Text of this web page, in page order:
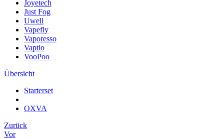
Joyetech
Just Fog
Uwell
Vapefly
Vaporesso
Vaptio
VooPoo
Übersicht
Starterset
OXVA
Zurück
Vor